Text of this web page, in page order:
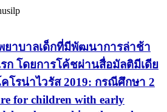
ยาบาลเด็กที่มีพัฒนาการล่าช้า
ก โดยการโค้ชผ่านสื่อมัลติมีเดีย
โรน่าไวรัส 2019: กรณีศึกษา 2
for children with early